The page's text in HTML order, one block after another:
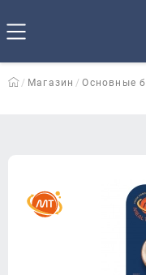
Магазин Основные